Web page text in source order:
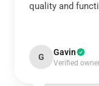
quality and
G Gavin
Verified